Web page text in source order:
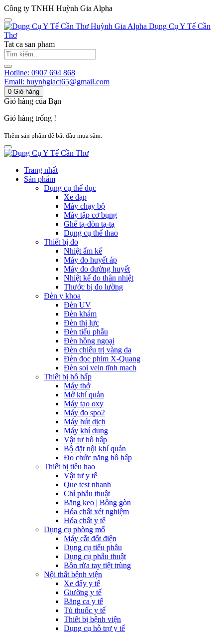
Công ty TNHH Huỳnh Gia Alpha
Huỳnh Gia Alpha Dụng Cụ Y Tế Cần
Thơ
Tat ca san pham
Hotline: 0907 694 868
Email: huynhgiact65@gmail.com
0 Giỏ hàng
Giỏ hàng của Bạn
Giỏ hàng trống !
Thêm sản phẩm để bắt đầu mua sắm.
Trang nhất
Sản phẩm
Dụng cụ thể dục
Xe đạp
Máy chạy bộ
Máy tập cơ bụng
Ghế tạ-đòn tạ-tạ
Dụng cụ thể thao
Thiết bị đo
Nhiệt ẩm kế
Máy đo huyết áp
Máy đo đường huyết
Nhiệt kế đo thân nhiệt
Thước bị đo lường
Đèn y khoa
Đèn UV
Đèn khám
Đèn thị lực
Đèn tiểu phẫu
Đèn hồng ngoại
Đèn chiếu trị vàng da
Đèn đọc phim X-Quang
Đèn soi vein tĩnh mạch
Thiết bị hô hấp
Máy thở
Mở khí quản
Máy tạo oxy
Máy đo spo2
Máy hút dịch
Máy khí dung
Vật tư hô hấp
Bộ đặt nội khí quản
Đo chức năng hô hấp
Thiết bị tiêu hao
Vật tư y tế
Que test nhanh
Chỉ phẫu thuật
Băng keo | Bông gòn
Hóa chất xét nghiệm
Hóa chất y tế
Dụng cụ phòng mổ
Máy cắt đốt điện
Dụng cụ tiểu phẫu
Dụng cụ phẫu thuật
Bồn rửa tay tiệt trùng
Nội thất bệnh viện
Xe đẩy y tế
Giường y tế
Băng ca y tế
Tủ thuốc y tế
Thiết bị bệnh viện
Dụng cụ hỗ trợ y tế